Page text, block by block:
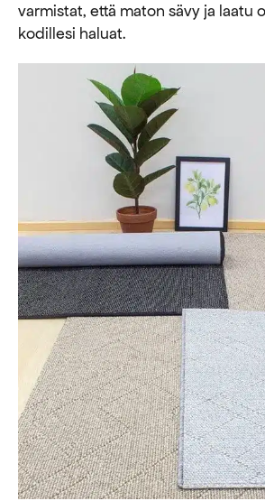
varmistat, että maton sävy ja laatu
kodillesi haluat.